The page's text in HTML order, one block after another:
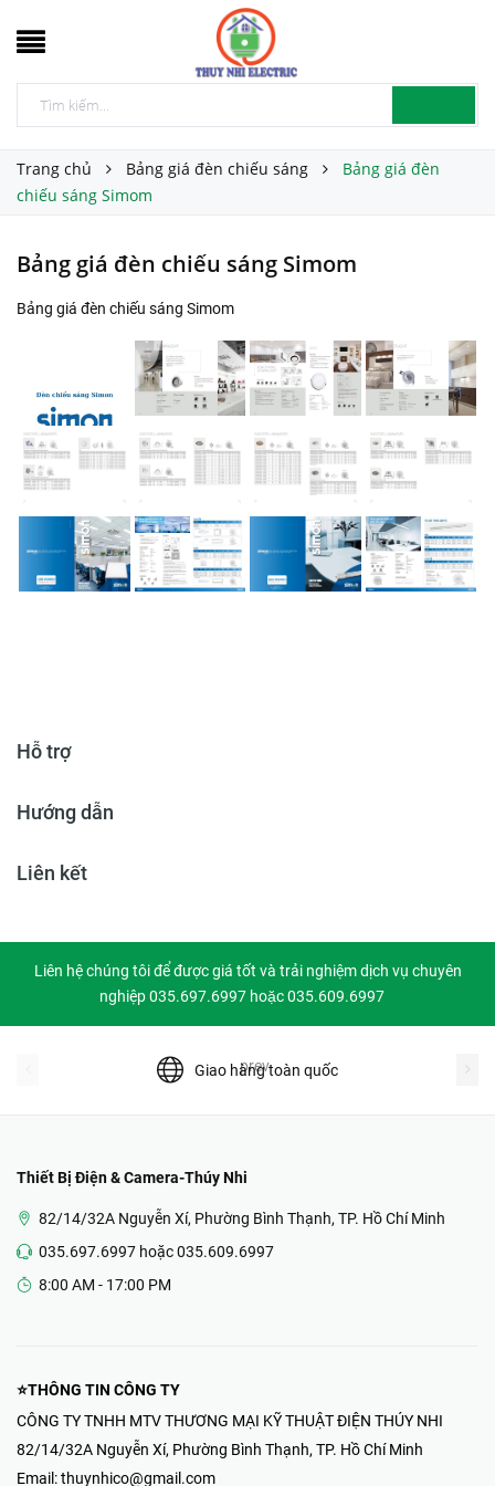
Trang chủ Bảng giá đèn chiếu sáng
Bảng giá đèn
chiếu sáng Simom
Bảng giá đèn chiếu sáng Simom
Bảng giá đèn chiếu sáng Simom
Hỗ trợ
Hướng dẫn
Liên kết
Liên hệ chúng tôi để được giá tốt và trải nghiệm dịch vụ chuyên
nghiệp 035.697.6997 hoặc 035.609.6997
Giao hàng toàn quốc
prev
Thiết Bị Điện & Camera-Thúy Nhi
82/14/32A Nguyễn Xí, Phường Bình Thạnh, TP. Hồ Chí Minh
035.697.6997 hoặc 035.609.6997
8:00 AM - 17:00 PM
⭐THÔNG TIN CÔNG TY
CÔNG TY TNHH MTV THƯƠNG MẠI KỸ THUẬT ĐIỆN THÚY NHI
82/14/32A Nguyễn Xí, Phường Bình Thạnh, TP. Hồ Chí Minh
Email:thuynhico@gmail.com